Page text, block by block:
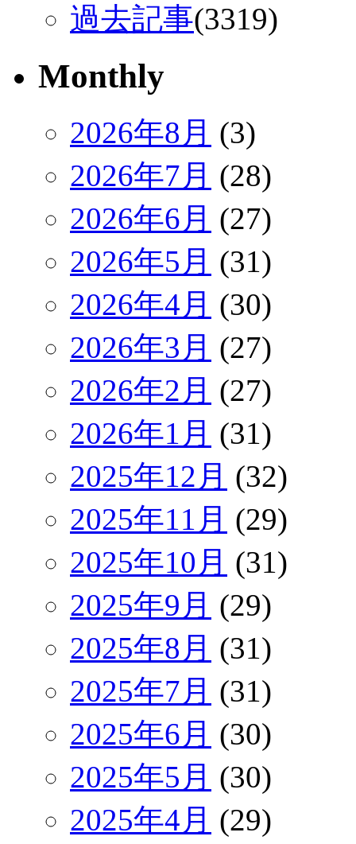
過去記事(3319)
Monthly
2026年8月 (3)
2026年7月 (28)
2026年6月 (27)
2026年5月 (31)
2026年4月 (30)
2026年3月 (27)
2026年2月 (27)
2026年1月 (31)
2025年12月 (32)
2025年11月 (29)
2025年10月 (31)
2025年9月 (29)
2025年8月 (31)
2025年7月 (31)
2025年6月 (30)
2025年5月 (30)
2025年4月 (29)